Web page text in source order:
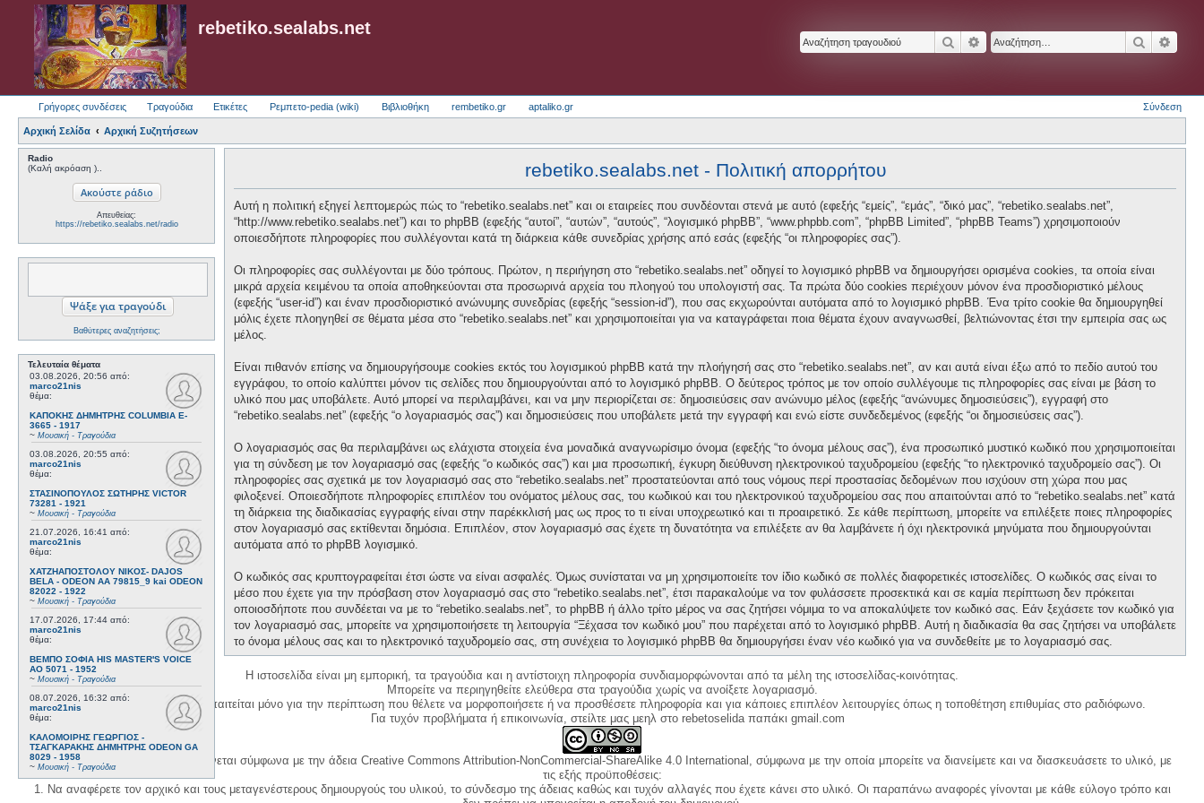
rebetiko.sealabs.net
ΑναζήτησηΕιδική αναζήτηση
Γρήγορες συνδέσεις Τραγούδια Ετικέτες Ρεμπετο-pedia (wiki) Βιβλιοθήκη rembetiko.gr aptaliko.gr Σύνδεση
Αρχική Σελίδα Αρχική Συζητήσεων
Radio
(Καλή ακρόαση )..
Απευθείας:
https://rebetiko.sealabs.net/radio
Βαθύτερες αναζητήσεις;
Τελευταία θέματα
03.08.2026, 20:56 από:
marco21nis
θέμα:
ΚΑΠΟΚΗΣ ΔΗΜΗΤΡΗΣ COLUMBIA E-
3665 - 1917
~ Μουσική - Τραγούδια
03.08.2026, 20:55 από:
marco21nis
θέμα:
ΣΤΑΣΙΝΟΠΟΥΛΟΣ ΣΩΤΗΡΗΣ VICTOR
73281 - 1921
~ Μουσική - Τραγούδια
21.07.2026, 16:41 από:
marco21nis
θέμα:
ΧΑΤΖΗΑΠΟΣΤΟΛΟΥ ΝΙΚΟΣ- DAJOS
BELA - ODEON AA 79815_9 kai ODEON
82022 - 1922
~ Μουσική - Τραγούδια
17.07.2026, 17:44 από:
marco21nis
θέμα:
ΒΕΜΠΟ ΣΟΦΙΑ HIS MASTER'S VOICE
AO 5071 - 1952
~ Μουσική - Τραγούδια
08.07.2026, 16:32 από:
marco21nis
θέμα:
ΚΑΛΟΜΟΙΡΗΣ ΓΕΩΡΓΙΟΣ -
ΤΣΑΓΚΑΡΑΚΗΣ ΔΗΜΗΤΡΗΣ ODEON GA
8029 - 1958
~ Μουσική - Τραγούδια
rebetiko.sealabs.net - Πολιτική απορρήτου
Αυτή η πολιτική εξηγεί λεπτομερώς πώς το “rebetiko.sealabs.net” και οι εταιρείες που συνδέονται στενά με αυτό (εφεξής “εμείς”, “εμάς”, “δικό μας”, “rebetiko.sealabs.net”,
“http://www.rebetiko.sealabs.net”) και το phpBB (εφεξής “αυτοί”, “αυτών”, “αυτούς”, “λογισμικό phpBB”, “www.phpbb.com”, “phpBB Limited”, “phpBB Teams”) χρησιμοποιούν
οποιεσδήποτε πληροφορίες που συλλέγονται κατά τη διάρκεια κάθε συνεδρίας χρήσης από εσάς (εφεξής “οι πληροφορίες σας”).
Οι πληροφορίες σας συλλέγονται με δύο τρόπους. Πρώτον, η περιήγηση στο “rebetiko.sealabs.net” οδηγεί το λογισμικό phpBB να δημιουργήσει ορισμένα cookies, τα οποία είναι
μικρά αρχεία κειμένου τα οποία αποθηκεύονται στα προσωρινά αρχεία του πλοηγού του υπολογιστή σας. Τα πρώτα δύο cookies περιέχουν μόνον ένα προσδιοριστικό μέλους
(εφεξής “user-id”) και έναν προσδιοριστικό ανώνυμης συνεδρίας (εφεξής “session-id”), που σας εκχωρούνται αυτόματα από το λογισμικό phpBB. Ένα τρίτο cookie θα δημιουργηθεί
μόλις έχετε πλοηγηθεί σε θέματα μέσα στο “rebetiko.sealabs.net” και χρησιμοποιείται για να καταγράφεται ποια θέματα έχουν αναγνωσθεί, βελτιώνοντας έτσι την εμπειρία σας ως
μέλος.
Είναι πιθανόν επίσης να δημιουργήσουμε cookies εκτός του λογισμικού phpBB κατά την πλοήγησή σας στο “rebetiko.sealabs.net”, αν και αυτά είναι έξω από το πεδίο αυτού του
εγγράφου, το οποίο καλύπτει μόνον τις σελίδες που δημιουργούνται από το λογισμικό phpBB. Ο δεύτερος τρόπος με τον οποίο συλλέγουμε τις πληροφορίες σας είναι με βάση το
υλικό που μας υποβάλετε. Αυτό μπορεί να περιλαμβάνει, και να μην περιορίζεται σε: δημοσιεύσεις σαν ανώνυμο μέλος (εφεξής “ανώνυμες δημοσιεύσεις”), εγγραφή στο
“rebetiko.sealabs.net” (εφεξής “ο λογαριασμός σας”) και δημοσιεύσεις που υποβάλετε μετά την εγγραφή και ενώ είστε συνδεδεμένος (εφεξής “οι δημοσιεύσεις σας”).
Ο λογαριασμός σας θα περιλαμβάνει ως ελάχιστα στοιχεία ένα μοναδικά αναγνωρίσιμο όνομα (εφεξής “το όνομα μέλους σας”), ένα προσωπικό μυστικό κωδικό που χρησιμοποιείται
για τη σύνδεση με τον λογαριασμό σας (εφεξής “ο κωδικός σας”) και μια προσωπική, έγκυρη διεύθυνση ηλεκτρονικού ταχυδρομείου (εφεξής “το ηλεκτρονικό ταχυδρομείο σας”). Οι
πληροφορίες σας σχετικά με τον λογαριασμό σας στο “rebetiko.sealabs.net” προστατεύονται από τους νόμους περί προστασίας δεδομένων που ισχύουν στη χώρα που μας
φιλοξενεί. Οποιεσδήποτε πληροφορίες επιπλέον του ονόματος μέλους σας, του κωδικού και του ηλεκτρονικού ταχυδρομείου σας που απαιτούνται από το “rebetiko.sealabs.net” κατά
τη διάρκεια της διαδικασίας εγγραφής είναι στην παρέκκλισή μας ως προς το τι είναι υποχρεωτικό και τι προαιρετικό. Σε κάθε περίπτωση, μπορείτε να επιλέξετε ποιες πληροφορίες
στον λογαριασμό σας εκτίθενται δημόσια. Επιπλέον, στον λογαριασμό σας έχετε τη δυνατότητα να επιλέξετε αν θα λαμβάνετε ή όχι ηλεκτρονικά μηνύματα που δημιουργούνται
αυτόματα από το phpBB λογισμικό.
Ο κωδικός σας κρυπτογραφείται έτσι ώστε να είναι ασφαλές. Όμως συνίσταται να μη χρησιμοποιείτε τον ίδιο κωδικό σε πολλές διαφορετικές ιστοσελίδες. Ο κωδικός σας είναι το
μέσο που έχετε για την πρόσβαση στον λογαριασμό σας στο “rebetiko.sealabs.net”, έτσι παρακαλούμε να τον φυλάσσετε προσεκτικά και σε καμία περίπτωση δεν πρόκειται
οποιοσδήποτε που συνδέεται να με το “rebetiko.sealabs.net”, το phpBB ή άλλο τρίτο μέρος να σας ζητήσει νόμιμα το να αποκαλύψετε τον κωδικό σας. Εάν ξεχάσετε τον κωδικό για
τον λογαριασμό σας, μπορείτε να χρησιμοποιήσετε τη λειτουργία “Ξέχασα τον κωδικό μου” που παρέχεται από το λογισμικό phpBB. Αυτή η διαδικασία θα σας ζητήσει να υποβάλετε
το όνομα μέλους σας και το ηλεκτρονικό ταχυδρομείο σας, στη συνέχεια το λογισμικό phpBB θα δημιουργήσει έναν νέο κωδικό για να συνδεθείτε με το λογαριασμό σας.
Η ιστοσελίδα είναι μη εμπορική, τα τραγούδια και η αντίστοιχη πληροφορία συνδιαμορφώνονται από τα μέλη της ιστοσελίδας-κοινότητας.
Μπορείτε να περιηγηθείτε ελεύθερα στα τραγούδια χωρίς να ανοίξετε λογαριασμό.
Η δημιουργία λογαριασμού απαιτείται μόνο για την περίπτωση που θέλετε να μορφοποιήσετε ή να προσθέσετε πληροφορία και για κάποιες επιπλέον λειτουργίες όπως η τοποθέτηση επιθυμίας στο ραδιόφωνο.
Για τυχόν προβλήματα ή επικοινωνία, στείλτε μας μεηλ στο rebetoselida παπάκι gmail.com
Η χρήση του υλικού της σελίδας γίνεται σύμφωνα με την άδεια Creative Commons Attribution-NonCommercial-ShareAlike 4.0 International, σύμφωνα με την οποία μπορείτε να διανείμετε και να διασκευάσετε το υλικό, με
τις εξής προϋποθέσεις:
1. Να αναφέρετε τον αρχικό και τους μεταγενέστερους δημιουργούς του υλικού, το σύνδεσμο της άδειας καθώς και τυχόν αλλαγές που έχετε κάνει στο υλικό. Οι παραπάνω αναφορές γίνονται με κάθε εύλογο τρόπο και